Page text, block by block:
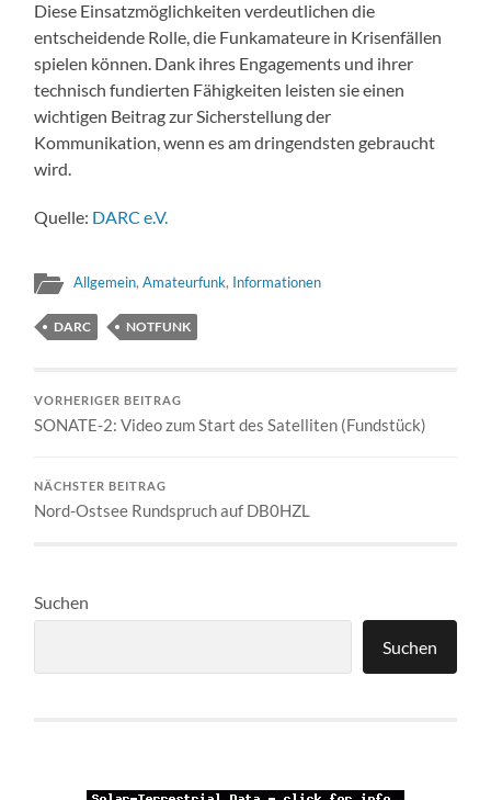
Diese Einsatzmöglichkeiten verdeutlichen die
entscheidende Rolle, die Funkamateure in Krisenfällen
spielen können. Dank ihres Engagements und ihrer
technisch fundierten Fähigkeiten leisten sie einen
wichtigen Beitrag zur Sicherstellung der
Kommunikation, wenn es am dringendsten gebraucht
wird.
Quelle: DARC e.V.
Allgemein,Amateurfunk, Informationen
DARC NOTFUNK
VORHERIGER BEITRAG
SONATE-2: Video zum Start des Satelliten (Fundstück)
NÄCHSTER BEITRAG
Nord-Ostsee Rundspruch auf DB0HZL
Suchen
Suchen